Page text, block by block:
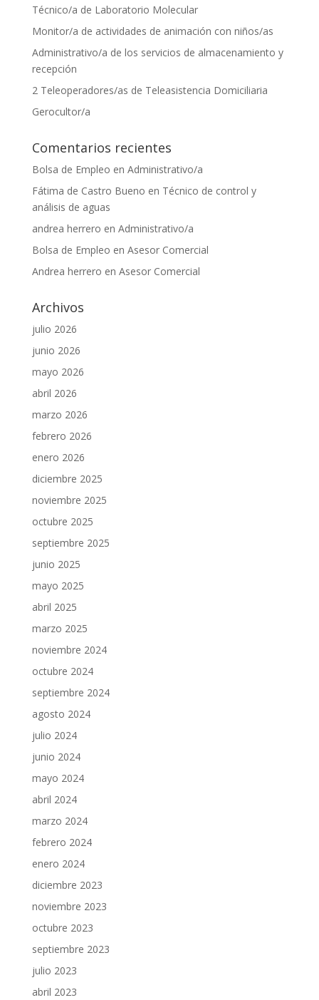
Técnico/a de Laboratorio Molecular
Monitor/a de actividades de animación con niños/as
Administrativo/a de los servicios de almacenamiento y
recepción
2 Teleoperadores/as de Teleasistencia Domiciliaria
Gerocultor/a
Comentarios recientes
Bolsa de Empleo en Administrativo/a
Fátima de Castro Bueno en Técnico de control y
análisis de aguas
andrea herrero en Administrativo/a
Bolsa de Empleo en Asesor Comercial
Andrea herrero en Asesor Comercial
Archivos
julio 2026
junio 2026
mayo 2026
abril 2026
marzo 2026
febrero 2026
enero 2026
diciembre 2025
noviembre 2025
octubre 2025
septiembre 2025
junio 2025
mayo 2025
abril 2025
marzo 2025
noviembre 2024
octubre 2024
septiembre 2024
agosto 2024
julio 2024
junio 2024
mayo 2024
abril 2024
marzo 2024
febrero 2024
enero 2024
diciembre 2023
noviembre 2023
octubre 2023
septiembre 2023
julio 2023
abril 2023